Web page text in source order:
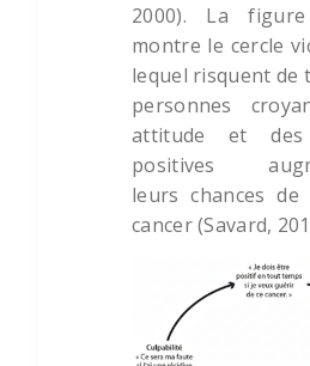
2000). La
montre le cercle
lequel risquent de
personnes
attitude et des
positives
leurs chances
cancer (Savard,